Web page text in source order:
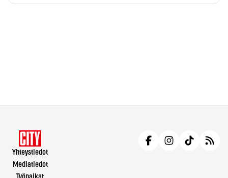
Yhteystiedot
Mediatiedot